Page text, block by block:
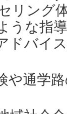
リング
うな指
ドバイ
や通学